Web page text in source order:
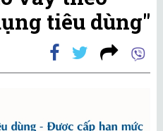
tiêu dùng"